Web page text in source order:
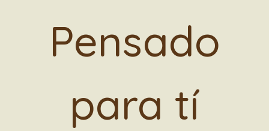
Pensado
para tí